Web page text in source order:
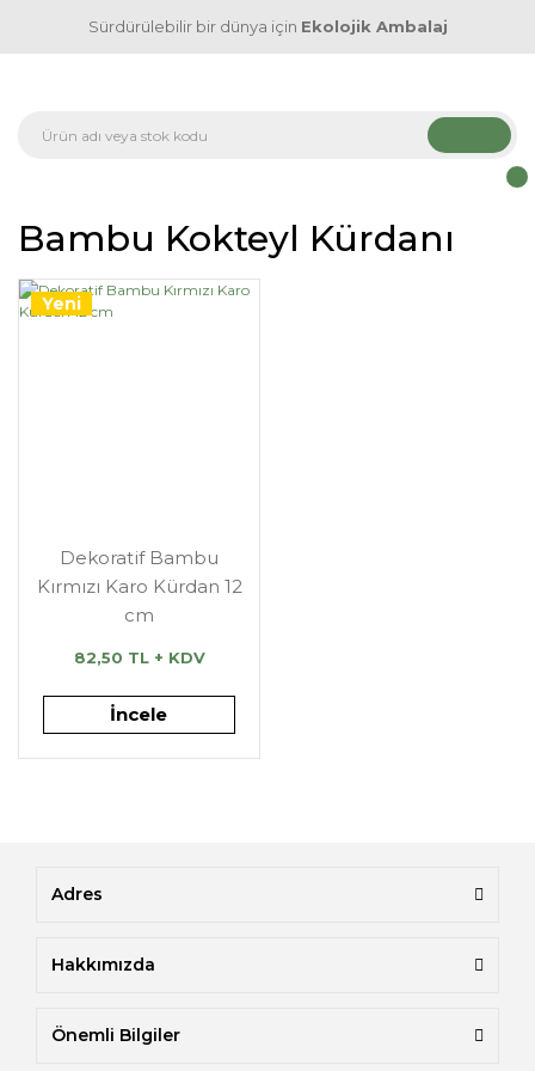
Sürdürülebilir bir dünya için Ekolojik Ambalaj
Bambu Kokteyl Kürdanı
Yeni
Dekoratif Bambu
Kırmızı Karo Kürdan 12
cm
82,50 TL + KDV
İncele
Adres
Hakkımızda
Önemli Bilgiler